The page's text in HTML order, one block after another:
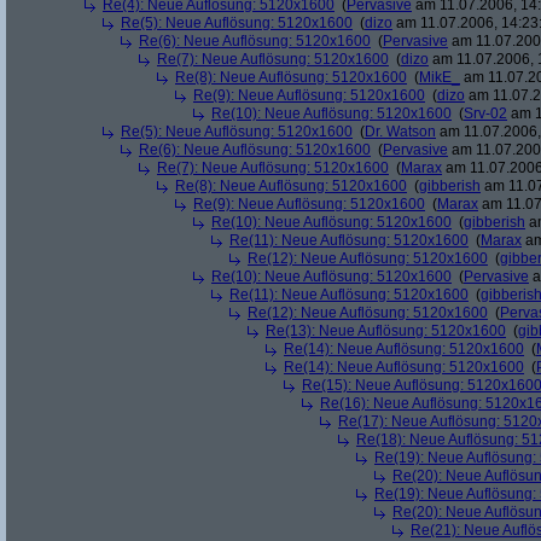
Re(4): Neue Auflösung: 5120x1600 ( Pervasive am 11.07.2006,
Re(5): Neue Auflösung: 5120x1600 (dizo am 11.07.2006,
Re(6): Neue Auflösung: 5120x1600 (Pervasive am
Re(7): Neue Auflösung: 5120x1600 (dizo am 11.07.2006,
Re(8): Neue Auflösung: 5120x1600 (MikE_
am
Re(9): Neue Auflösung: 5120x1600 (dizo am
Re(10): Neue Auflösung: 5120x1600 (Srv-02 am
Re(5): Neue Auflösung: 5120x1600 (Dr. Watson am
Re(6): Neue Auflösung: 5120x1600 (Pervasive am
Re(7): Neue Auflösung: 5120x1600 (Marax am
Re(8): Neue Auflösung: 5120x1600 (gibberish am
Re(9): Neue Auflösung: 5120x1600 (Marax am
Re(10): Neue Auflösung: 5120x1600 (gibberish
Re(11): Neue Auflösung: 5120x1600 (Marax
Re(12): Neue Auflösung: 5120x1600 (
Re(10): Neue Auflösung: 5120x1600 (Pervasive
Re(11): Neue Auflösung: 5120x1600 (gibberish
Re(12): Neue Auflösung: 5120x1600 (
Re(13): Neue Auflösung: 5120x1600 (
Re(14): Neue Auflösung: 5120x1600 (
Re(14): Neue Auflösung: 5120x1600 (
Re(15): Neue Auflösung: 5120x1600
Re(16): Neue Auflösung:
Re(17): Neue Auflösung:
Re(18): Neue Auflösung:
Re(19): Neue
Re(20): Neue
Re(19): Neue
Re(20): Neue
Re(21): Neue